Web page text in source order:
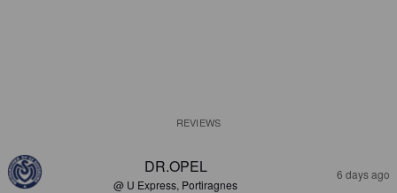
REVIEWS
DR.OPEL
@ U Express, Portiragnes
6 days ago